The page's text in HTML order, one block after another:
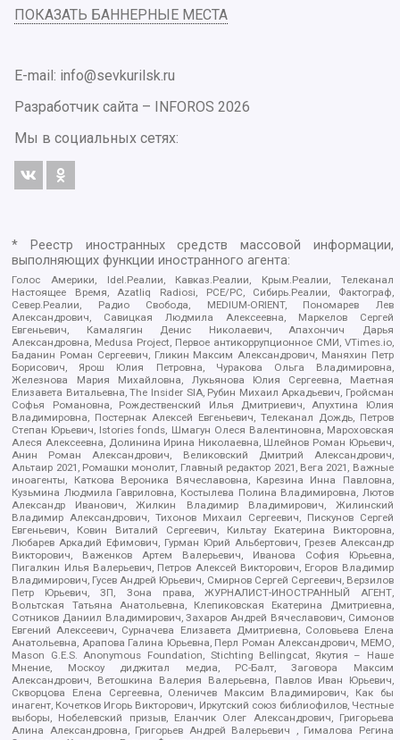
ПОКАЗАТЬ БАННЕРНЫЕ МЕСТА
E-mail: info@sevkurilsk.ru
Разработчик сайта –
INFOROS 2026
Мы в социальных сетях:
* Реестр иностранных средств массовой информации,
выполняющих функции иностранного агента:
Голос Америки, Idel.Реалии, Кавказ.Реалии, Крым.Реалии, Телеканал
Настоящее Время, Azatliq Radiosi, PCE/PC, Сибирь.Реалии, Фактограф,
Север.Реалии, Радио Свобода, MEDIUM-ORIENT, Пономарев Лев
Александрович, Савицкая Людмила Алексеевна, Маркелов Сергей
Евгеньевич, Камалягин Денис Николаевич, Апахончич Дарья
Александровна, Medusa Project, Первое антикоррупционное СМИ, VTimes.io,
Баданин Роман Сергеевич, Гликин Максим Александрович, Маняхин Петр
Борисович, Ярош Юлия Петровна, Чуракова Ольга Владимировна,
Железнова Мария Михайловна, Лукьянова Юлия Сергеевна, Маетная
Елизавета Витальевна, The Insider SIA, Рубин Михаил Аркадьевич, Гройсман
Софья Романовна, Рождественский Илья Дмитриевич, Апухтина Юлия
Владимировна, Постернак Алексей Евгеньевич, Телеканал Дождь, Петров
Степан Юрьевич, Istories fonds, Шмагун Олеся Валентиновна, Мароховская
Алеся Алексеевна, Долинина Ирина Николаевна, Шлейнов Роман Юрьевич,
Анин Роман Александрович, Великовский Дмитрий Александрович,
Альтаир 2021, Ромашки монолит, Главный редактор 2021, Вега 2021, Важные
иноагенты, Каткова Вероника Вячеславовна, Карезина Инна Павловна,
Кузьмина Людмила Гавриловна, Костылева Полина Владимировна, Лютов
Александр Иванович, Жилкин Владимир Владимирович, Жилинский
Владимир Александрович, Тихонов Михаил Сергеевич, Пискунов Сергей
Евгеньевич, Ковин Виталий Сергеевич, Кильтау Екатерина Викторовна,
Любарев Аркадий Ефимович, Гурман Юрий Альбертович, Грезев Александр
Викторович, Важенков Артем Валерьевич, Иванова София Юрьевна,
Пигалкин Илья Валерьевич, Петров Алексей Викторович, Егоров Владимир
Владимирович, Гусев Андрей Юрьевич, Смирнов Сергей Сергеевич, Верзилов
Петр Юрьевич, ЗП, Зона права, ЖУРНАЛИСТ-ИНОСТРАННЫЙ АГЕНТ,
Вольтская Татьяна Анатольевна, Клепиковская Екатерина Дмитриевна,
Сотников Даниил Владимирович, Захаров Андрей Вячеславович, Симонов
Евгений Алексеевич, Сурначева Елизавета Дмитриевна, Соловьева Елена
Анатольевна, Арапова Галина Юрьевна, Перл Роман Александрович, МЕМО,
Mason G.E.S. Anonymous Foundation, Stichting Bellingcat, Якутия – Наше
Мнение, Москоу диджитал медиа, РС-Балт, Заговора Максим
Александрович, Ветошкина Валерия Валерьевна, Павлов Иван Юрьевич,
Скворцова Елена Сергеевна, Оленичев Максим Владимирович, Как бы
инагент, Кочетков Игорь Викторович, Иркутский союз библиофилов, Честные
выборы, Нобелевский призыв, Еланчик Олег Александрович, Григорьева
Алина Александровна, Григорьев Андрей Валерьевич , Гималова Регина